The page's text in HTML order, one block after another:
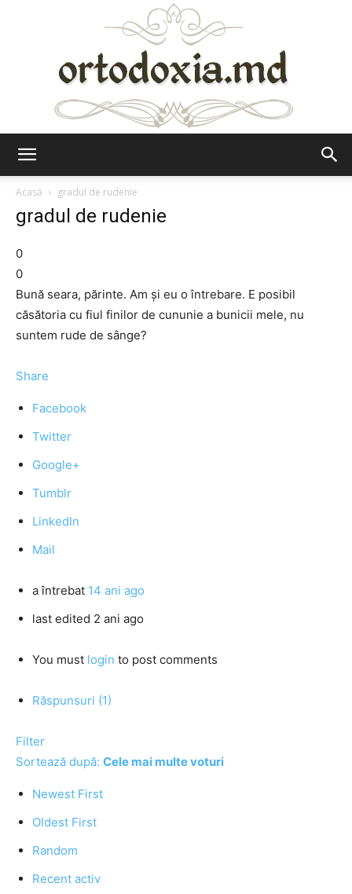
Acasă
gradul de rudenie
gradul de rudenie
0
0
Bună seara, părinte. Am şi eu o întrebare. E posibil
căsătoria cu fiul finilor de cununie a bunicii mele, nu
suntem rude de sânge?
Share
Facebook
Twitter
Google+
Tumblr
LinkedIn
Mail
a întrebat 14 ani ago
last edited 2 ani ago
You must login to post comments
Răspunsuri (1)
Filter
Sortează după: Cele mai multe voturi
Newest First
Oldest First
Random
Recent activ